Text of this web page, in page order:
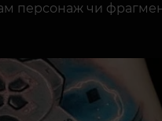
персонаж чи